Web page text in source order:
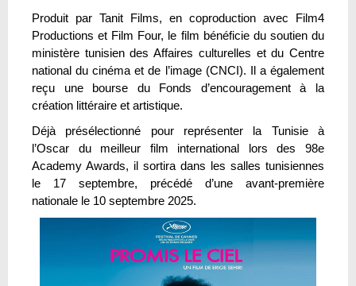
Produit par Tanit Films, en coproduction avec Film4
Productions et Film Four, le film bénéficie du soutien du
ministère tunisien des Affaires culturelles et du Centre
national du cinéma et de l’image (CNCI). Il a également
reçu une bourse du Fonds d’encouragement à la
création littéraire et artistique.
Déjà présélectionné pour représenter la Tunisie à
l’Oscar du meilleur film international lors des 98e
Academy Awards, il sortira dans les salles tunisiennes
le 17 septembre, précédé d’une avant-première
nationale le 10 septembre 2025.